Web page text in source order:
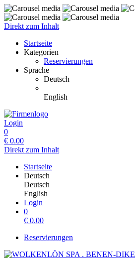
Direkt zum Inhalt
Startseite
Kategorien
Reservierungen
Sprache
Deutsch
English
Login
0
€ 0.00
Direkt zum Inhalt
Startseite
Deutsch
Deutsch
English
Login
0
€ 0.00
Reservierungen